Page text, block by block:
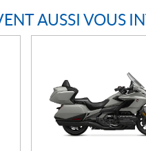
AUSSI VOUS